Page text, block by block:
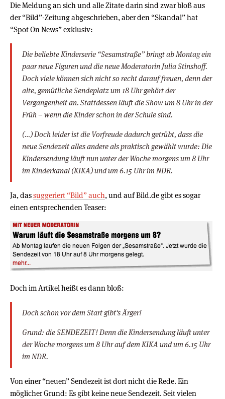
Die Meldung an sich und alle Zitate darin sind zwar bloß aus
der “Bild”-Zeitung abgeschrieben, aber den “Skandal” hat
“Spot On News” exklusiv:
Die beliebte Kinderserie “Sesamstraße” bringt ab Montag ein
paar neue Figuren und die neue Moderatorin Julia Stinshoff.
Doch viele können sich nicht so recht darauf freuen, denn der
alte, gemütliche Sendeplatz um 18 Uhr gehört der
Vergangenheit an. Stattdessen läuft die Show um 8 Uhr in der
Früh – wenn die Kinder schon in der Schule sind.
(…) Doch leider ist die Vorfreude dadurch getrübt, dass die
neue Sendezeit alles andere als praktisch gewählt wurde: Die
Kindersendung läuft nun unter der Woche morgens um 8 Uhr
im Kinderkanal (KIKA) und um 6.15 Uhr im NDR.
Ja, dassuggeriert “Bild” auch, und auf Bild.de gibt es sogar
einen entsprechenden Teaser:
Doch im Artikel heißt es dann bloß:
Doch schon vor dem Start gibt‘s Ärger!
Grund: die SENDEZEIT! Denn die Kindersendung läuft unter
der Woche morgens um 8 Uhr auf dem KIKA und um 6.15 Uhr
im NDR.
Von einer “neuen” Sendezeit ist dort nicht die Rede. Ein
möglicher Grund: Es gibt keine neue Sendezeit. Seit vielen